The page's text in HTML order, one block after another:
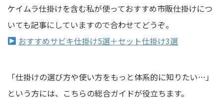
ケイムラ仕掛けを含む私が使っておすすめ市販仕掛けにつ
いても記事にしていますので合わせてどうぞ。
おすすめサビキ仕掛け5選＋セット仕掛け3選
「仕掛けの選び方や使い方をもっと体系的に知りたい…」
という方には、こちらの総合ガイドが役立ちます。